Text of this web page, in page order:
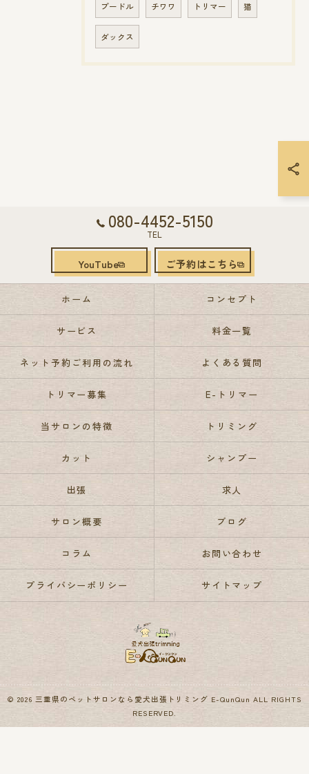
プードル チワワ トリマー 猫
ダックス
080-4452-5150
TEL
YouTube ご予約はこちら
ホーム コンセプト
サービス 料金一覧
ネット予約ご利用の流れ よくある質問
トリマー募集 E-トリマー
当サロンの特徴 トリミング
カット シャンプー
出張 求人
サロン概要 ブログ
コラム お問い合わせ
プライバシーポリシー サイトマップ
© 2026 三重県のペットサロンなら愛犬出張トリミング E-QunQun ALL RIGHTS
RESERVED.